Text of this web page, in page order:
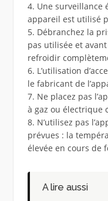
4. Une surveillance
appareil est utilisé
5. Débranchez la
pas utilisée et
refroidir
6. L’utilisation
le fabricant de
7. Ne placez pas
à gaz ou électrique
8. N’utilisez pas
prévues : la
élevée en cours de
A lire aussi